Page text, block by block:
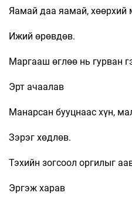
Яамай даа яамай, хөөрхий
Ижий өрөвдөв.
Маргааш өглөө нь гурван
Эрт ачаалав
Манарсан бууцнаас хүн,
Зэрэг хөдлөв.
Тэхийн зогсоол оргилыг
Эргэж харав